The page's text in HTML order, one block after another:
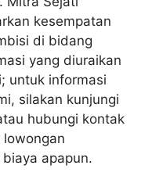
kesempatan
di bidang
yang diuraikan
untuk informasi
silakan kunjungi
hubungi kontak
apapun.